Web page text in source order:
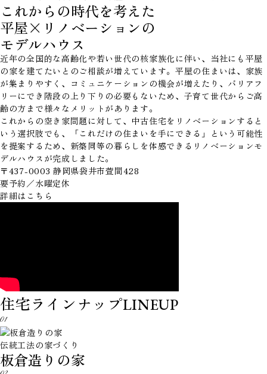
これからの時代を考えた
平屋×リノベーションの
モデルハウス
近年の全国的な高齢化や若い世代の核家族化に伴い、当社にも平屋
の家を建てたいとのご相談が増えています。平屋の住まいは、家族
が集まりやすく、コミュニケーションの機会が増えたり、バリアフ
リーにでき階段の上り下りの必要もないため、子育て世代からご高
齢の方まで様々なメリットがあります。
これからの空き家問題に対して、中古住宅をリノベーションすると
いう選択肢でも、「これだけの住まいを手にできる」という可能性
を提案するため、新築同等の暮らしを体感できるリノベーションモ
デルハウスが完成しました。
〒437-0003 静岡県袋井市萱間428
要予約／水曜定休
詳細はこちら
住宅ラインナップLINEUP
01
伝統工法の家づくり
板倉造りの家